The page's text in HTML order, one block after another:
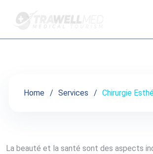
Chirurgie
Home Services Chirurgie
La beauté et la santé sont des aspects